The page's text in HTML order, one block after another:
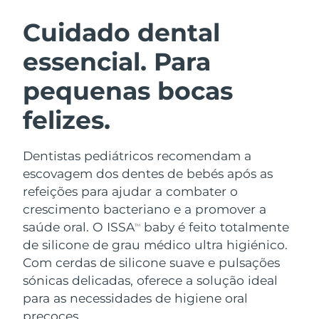
Cuidado dental
essencial. Para
pequenas bocas
felizes.
Dentistas pediátricos recomendam a
escovagem dos dentes de bebés após as
refeições para ajudar a combater o
crescimento bacteriano e a promover a
saúde oral. O ISSATM
baby é feito totalmente
de silicone de grau médico ultra higiénico.
Com cerdas de silicone suave e pulsações
sónicas delicadas, oferece a solução ideal
para as necessidades de higiene oral
precoces.
Limpeza facial
Anti-aging massage
LUNA™ 4 Plus
Massage, LED heating
LUNA™ 4 Men
For men, anti-aging massage
Lifting facial
Microcurrent toning
BEAR™ 2 go
Microcurrent toning on-the-go
BEAR™ 2 eyes & lips
Microcurrent line smoothing device
Hidratação
UFO™ 3 kit
Deep facial hydration
UFO™ 3 LED
Near-infrared and red light therapy
device
Cuidado oral
issa™ 4
Hybrid silicone sonic toothbrush
issa™ 4 plus
Smart hybrid silicone sonic toothbrush
TRATAMENTO ANTIENVELHECIMENTO
FAQ™
Antienvelhecimento
NEW
Áustria Entrega prevista
Barein Entrega prevista
Bélgica Entrega prevista
Bermudas
Bósnia e
Herzegovina
Entrega prevista
Brunei Entrega prevista8/15/26
Bulgária Entrega prevista 8/10/26
Canadá Entrega prevista
Chile Entrega prevista